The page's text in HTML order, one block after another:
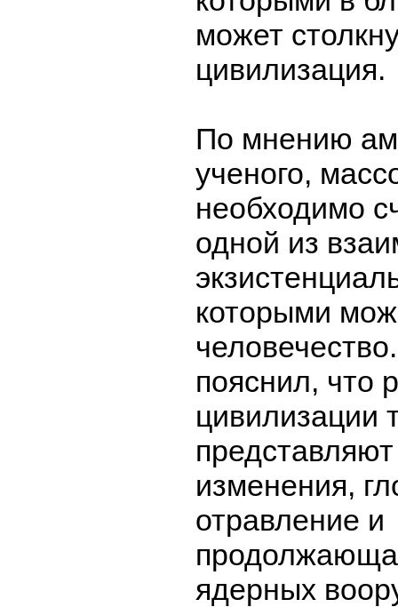
может
цивилизация.
По мнению
ученого,
необходимо
одной из
которыми
пояснил, что
цивилизации
изменения,
отравление и
ядерных